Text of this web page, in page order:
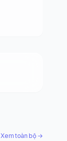
Xem toàn bộ →